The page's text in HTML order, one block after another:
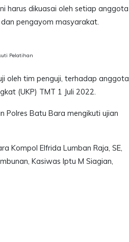
harus dikuasai oleh setiap anggota
pengayom masyarakat.
Pelatihan
oleh tim penguji, terhadap anggota
(UKP) TMT 1 Juli 2022.
Polres Batu Bara mengikuti ujian
Kompol Elfrida Lumban Raja, SE,
Kasiwas Iptu M Siagian,